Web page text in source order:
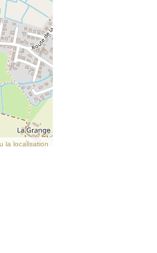
la localisation